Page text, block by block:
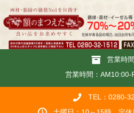
営業時間
営業時間：AM10:00-
TEL：0280-